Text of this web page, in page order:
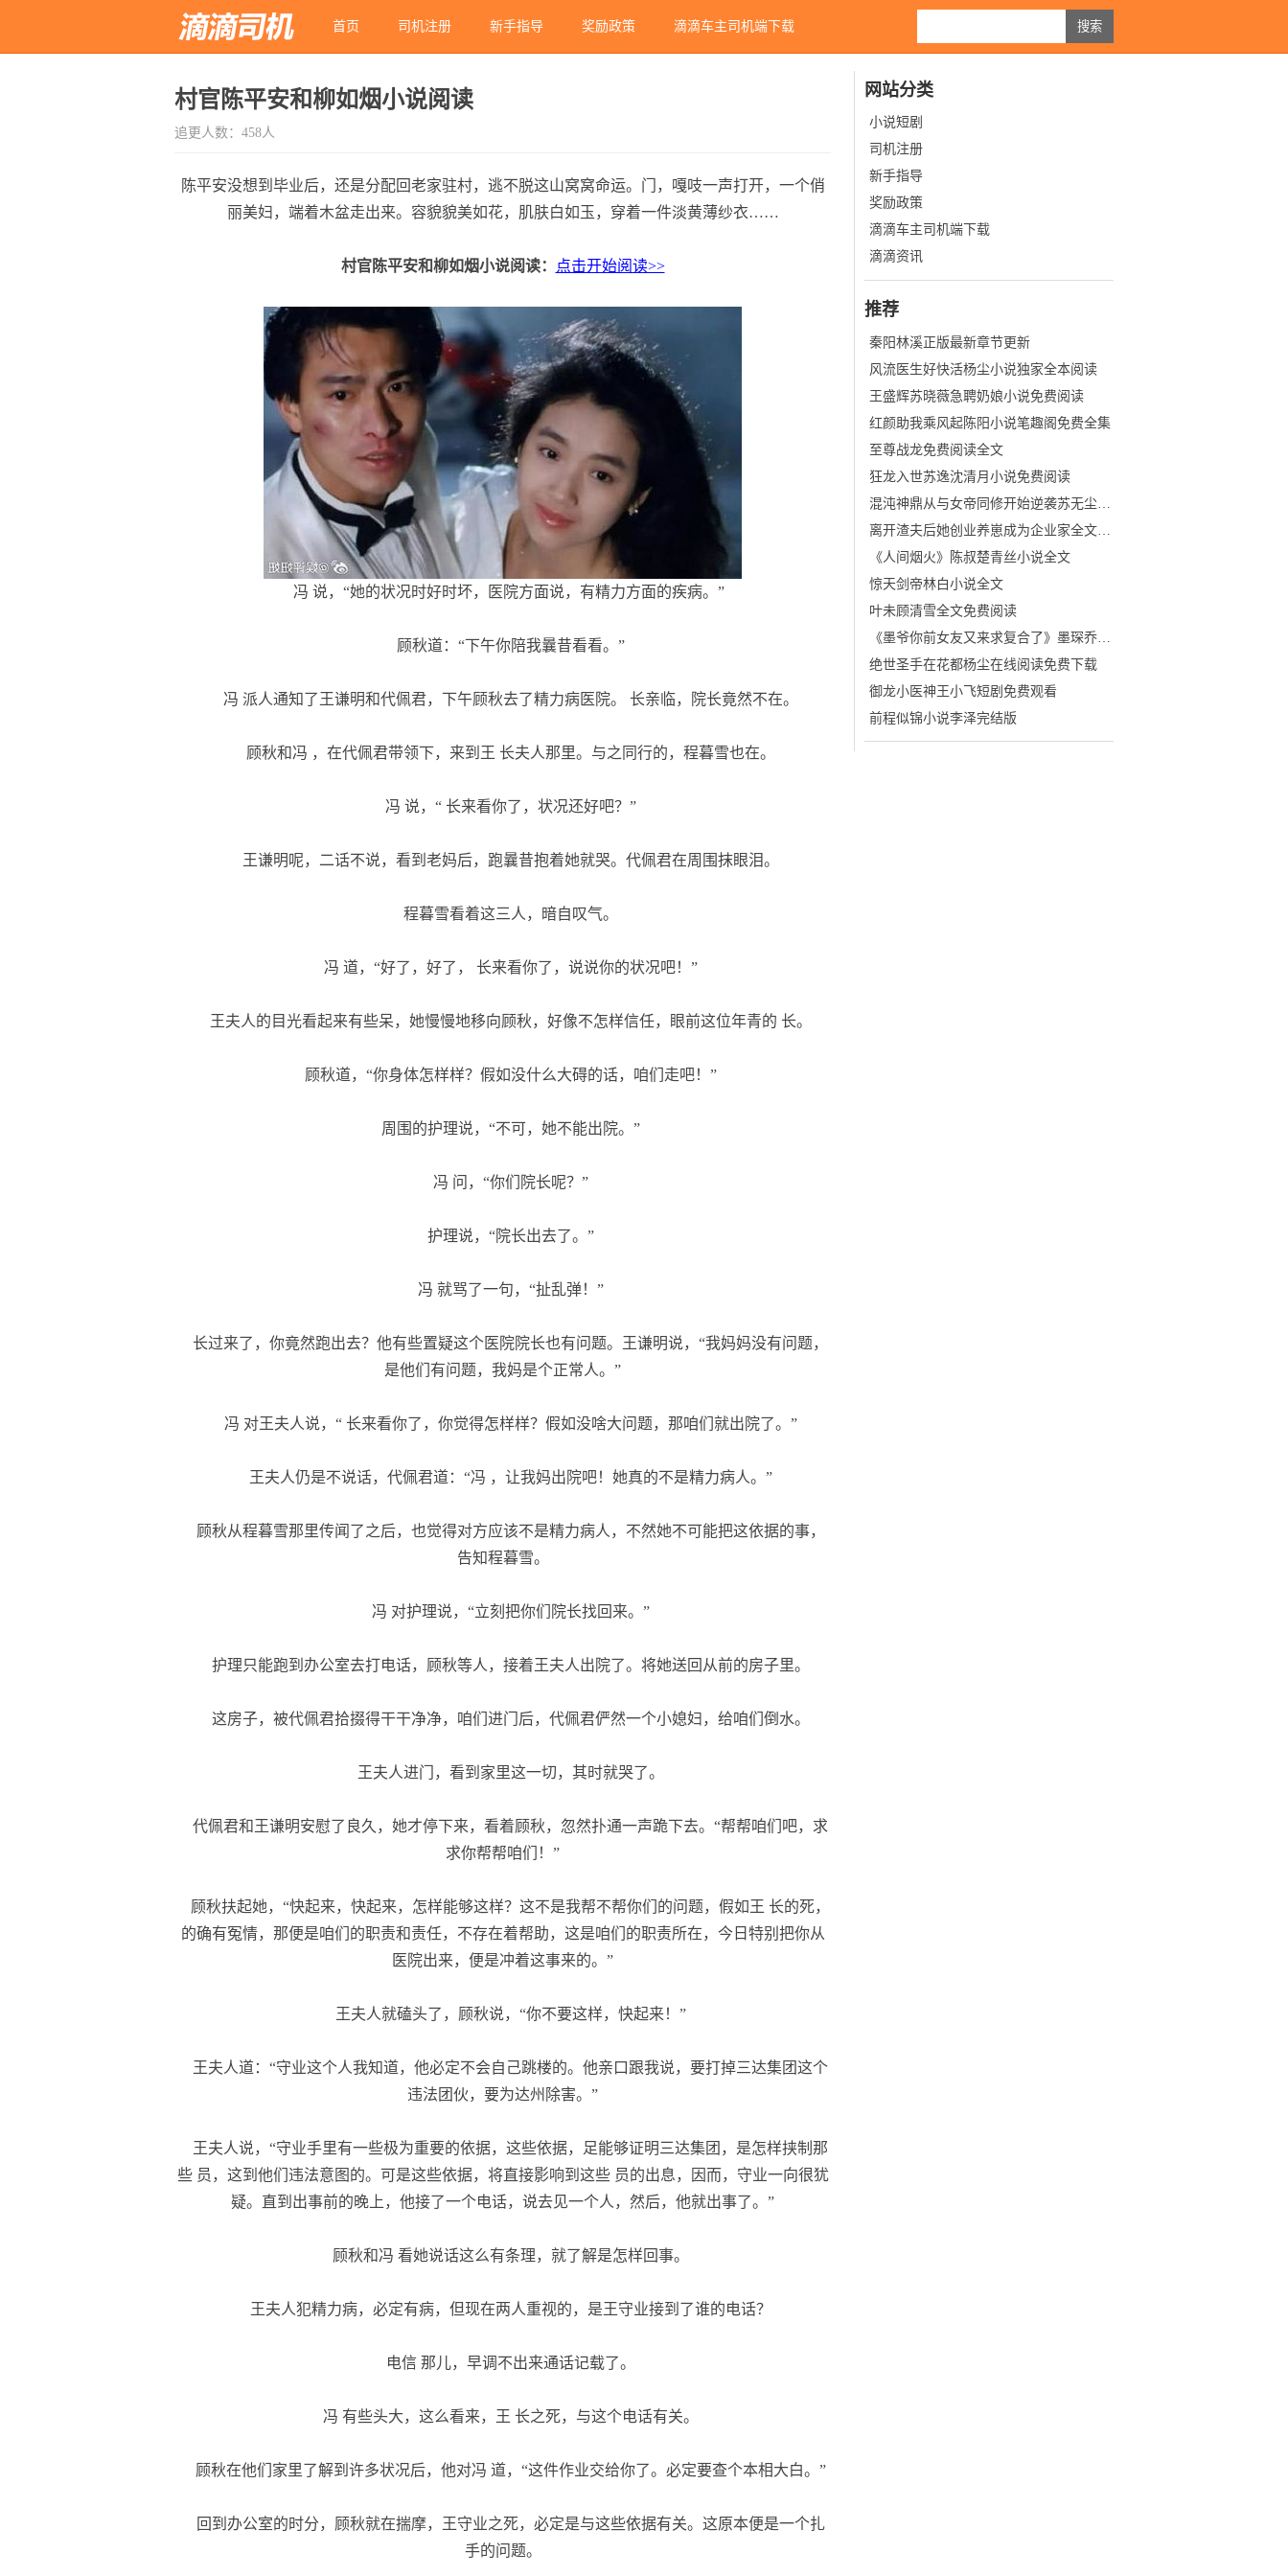
首页 司机注册 新手指导 奖励政策 滴滴车主司机端下载
村官陈平安和柳如烟小说阅读
追更人数：458人
陈平安没想到毕业后，还是分配回老家驻村，逃不脱这山窝窝命运。门，嘎吱一声打开，一个俏
丽美妇，端着木盆走出来。容貌貌美如花，肌肤白如玉，穿着一件淡黄薄纱衣……
村官陈平安和柳如烟小说阅读： 点击开始阅读>>
冯 说，“她的状况时好时坏，医院方面说，有精力方面的疾病。”
顾秋道：“下午你陪我曩昔看看。”
冯 派人通知了王谦明和代佩君，下午顾秋去了精力病医院。 长亲临，院长竟然不在。
顾秋和冯 ，在代佩君带领下，来到王 长夫人那里。与之同行的，程暮雪也在。
冯 说，“ 长来看你了，状况还好吧？”
王谦明呢，二话不说，看到老妈后，跑曩昔抱着她就哭。代佩君在周围抹眼泪。
程暮雪看着这三人，暗自叹气。
冯 道，“好了，好了， 长来看你了，说说你的状况吧！”
王夫人的目光看起来有些呆，她慢慢地移向顾秋，好像不怎样信任，眼前这位年青的 长。
顾秋道，“你身体怎样样？假如没什么大碍的话，咱们走吧！”
周围的护理说，“不可，她不能出院。”
冯 问，“你们院长呢？”
护理说，“院长出去了。”
冯 就骂了一句，“扯乱弹！”
长过来了，你竟然跑出去？他有些置疑这个医院院长也有问题。王谦明说，“我妈妈没有问题，
是他们有问题，我妈是个正常人。”
冯 对王夫人说，“ 长来看你了，你觉得怎样样？假如没啥大问题，那咱们就出院了。”
王夫人仍是不说话，代佩君道：“冯 ，让我妈出院吧！她真的不是精力病人。”
顾秋从程暮雪那里传闻了之后，也觉得对方应该不是精力病人，不然她不可能把这依据的事，
告知程暮雪。
冯 对护理说，“立刻把你们院长找回来。”
护理只能跑到办公室去打电话，顾秋等人，接着王夫人出院了。将她送回从前的房子里。
这房子，被代佩君拾掇得干干净净，咱们进门后，代佩君俨然一个小媳妇，给咱们倒水。
王夫人进门，看到家里这一切，其时就哭了。
代佩君和王谦明安慰了良久，她才停下来，看着顾秋，忽然扑通一声跪下去。“帮帮咱们吧，求
求你帮帮咱们！”
顾秋扶起她，“快起来，快起来，怎样能够这样？这不是我帮不帮你们的问题，假如王 长的死，
的确有冤情，那便是咱们的职责和责任，不存在着帮助，这是咱们的职责所在，今日特别把你从
医院出来，便是冲着这事来的。”
王夫人就磕头了，顾秋说，“你不要这样，快起来！”
王夫人道：“守业这个人我知道，他必定不会自己跳楼的。他亲口跟我说，要打掉三达集团这个
违法团伙，要为达州除害。”
王夫人说，“守业手里有一些极为重要的依据，这些依据，足能够证明三达集团，是怎样挟制那
些 员，这到他们违法意图的。可是这些依据，将直接影响到这些 员的出息，因而，守业一向很犹
疑。直到出事前的晚上，他接了一个电话，说去见一个人，然后，他就出事了。”
顾秋和冯 看她说话这么有条理，就了解是怎样回事。
王夫人犯精力病，必定有病，但现在两人重视的，是王守业接到了谁的电话？
电信 那儿，早调不出来通话记载了。
冯 有些头大，这么看来，王 长之死，与这个电话有关。
顾秋在他们家里了解到许多状况后，他对冯 道，“这件作业交给你了。必定要查个本相大白。”
回到办公室的时分，顾秋就在揣摩，王守业之死，必定是与这些依据有关。这原本便是一个扎
手的问题。
网站分类
小说短剧
司机注册
新手指导
奖励政策
滴滴车主司机端下载
滴滴资讯
推荐
秦阳林溪正版最新章节更新
风流医生好快活杨尘小说独家全本阅读
王盛辉苏晓薇急聘奶娘小说免费阅读
红颜助我乘风起陈阳小说笔趣阁免费全集
至尊战龙免费阅读全文
狂龙入世苏逸沈清月小说免费阅读
混沌神鼎从与女帝同修开始逆袭苏无尘周紫衫小说全文
离开渣夫后她创业养崽成为企业家全文在线阅读
《人间烟火》陈叔楚青丝小说全文
惊天剑帝林白小说全文
叶未顾清雪全文免费阅读
《墨爷你前女友又来求复合了》墨琛乔若心小说全文在线阅读
绝世圣手在花都杨尘在线阅读免费下载
御龙小医神王小飞短剧免费观看
前程似锦小说李泽完结版